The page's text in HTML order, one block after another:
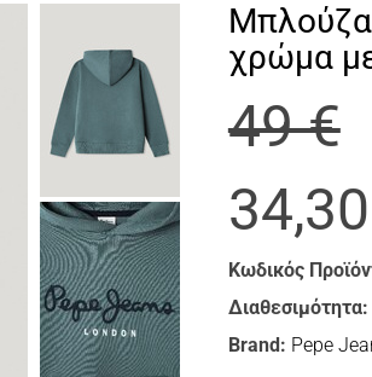
Μπλούζα
χρώμα
49 €
Κωδικός
Διαθεσιμότητα:
Brand: Pepe